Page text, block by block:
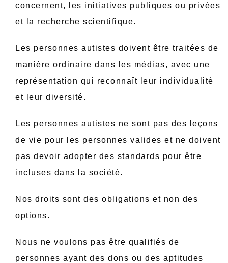
concernent, les initiatives publiques ou privées
et la recherche scientifique.
Les personnes autistes doivent être traitées de
manière ordinaire dans les médias, avec une
représentation qui reconnaît leur individualité
et leur diversité.
Les personnes autistes ne sont pas des leçons
de vie pour les personnes valides et ne doivent
pas devoir adopter des standards pour être
incluses dans la société.
Nos droits sont des obligations et non des
options.
Nous ne voulons pas être qualifiés de
personnes ayant des dons ou des aptitudes